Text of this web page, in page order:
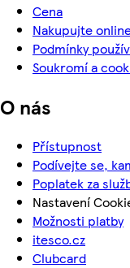
Cena
Nakupujte
Podmínky
Soukromí a
O nás
Přístupnost
Podívejte se,
Poplatek za
Nastavení
Možnosti platby
itesco.cz
Clubcard